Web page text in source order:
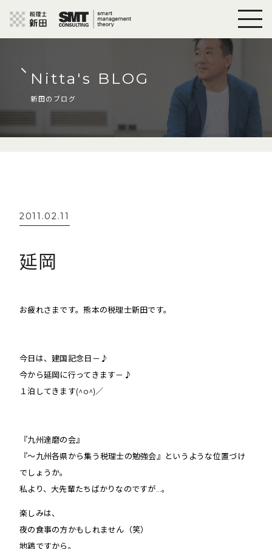
Nitta's BLOG
新田のブログ
2011.02.11
延岡
お疲れさまです。熊本の税理士新田です。
今日は、建国記念日－♪
今から延岡に行ってきます－♪
１泊してきます(^o^)／
『九州達磨の会』
『〜九州各県から集う税理士の勉強会』
というような位置づけ
でしょうか。
私より、大先輩たちばかりなのですが…。
楽しみは、
夜の食事の方かもしれません（笑）
地鶏ですから。